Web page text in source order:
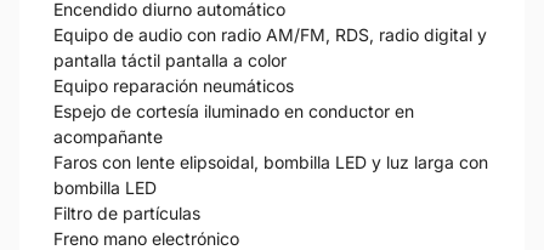
Encendido diurno automático
Equipo de audio con radio AM/FM, RDS, radio digital y
pantalla táctil pantalla a color
Equipo reparación neumáticos
Espejo de cortesía iluminado en conductor en
acompañante
Faros con lente elipsoidal, bombilla LED y luz larga con
bombilla LED
Filtro de partículas
Freno mano electrónico